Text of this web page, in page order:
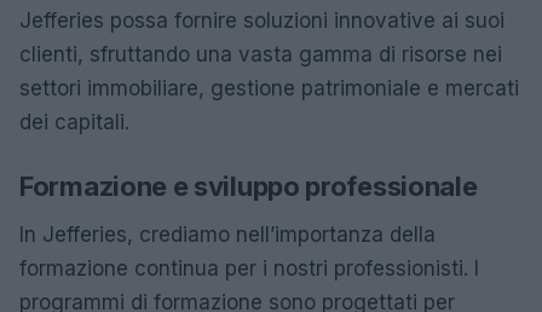
Jefferies possa fornire soluzioni innovative ai suoi
clienti, sfruttando una vasta gamma di risorse nei
settori immobiliare, gestione patrimoniale e mercati
dei capitali.
Formazione e sviluppo professionale
In Jefferies, crediamo nell’importanza della
formazione continua per i nostri professionisti. I
programmi di formazione sono progettati per